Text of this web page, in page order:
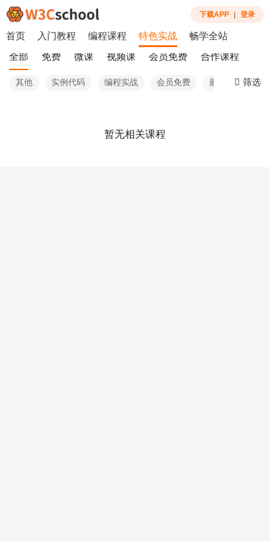
下载APP 登录
首页 入门教程 编程课程 特色实战 畅学全站
全部 免费 微课 视频课 会员免费 合作课程
其他 实例代码 编程实战 会员免费 最热 筛选
暂无相关课程